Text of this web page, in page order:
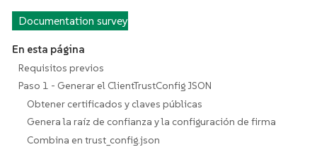
Documentation survey
En esta página
Requisitos previos
Paso 1 - Generar el ClientTrustConfig JSON
Obtener certificados y claves públicas
Genera la raíz de confianza y la configuración de firma
Combina en trust_config.json